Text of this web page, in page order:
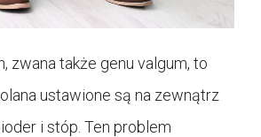
zwana także genu valgum, to
ustawione są na zewnątrz
i stóp. Ten problem